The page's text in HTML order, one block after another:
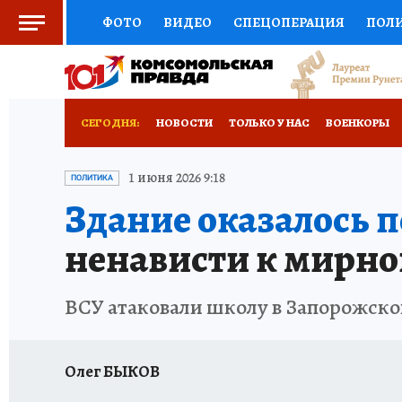
ФОТО ВИДЕО СПЕЦОПЕРАЦИЯ
СОЦПОДДЕРЖКА НАУКА СПОРТ
НОВОЕ
СЕГОДНЯ: НОВОСТИ ТОЛЬКО У НАС ВОЕНКОРЫ
ИСПЫТАНО НА СЕБЕ
ПОЛИТИКА 1 июня 2026 9:18
Здание оказалось
ненависти к
ВСУ атаковали школу в
Олег БЫКОВ